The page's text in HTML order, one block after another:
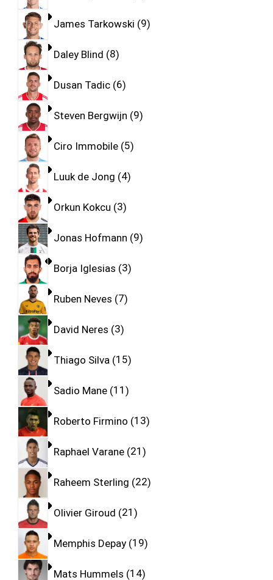
James Tarkowski 9
Daley Blind 8
Dusan Tadic 6
Steven Bergwijn 9
Ciro Immobile 5
Luuk de Jong 4
Orkun Kokcu 3
Jonas Hofmann 9
Borja Iglesias 3
Ruben Neves 7
David Neres 3
Thiago Silva 15
Sadio Mane 11
Roberto Firmino 13
Raphael Varane 21
Raheem Sterling 22
Olivier Giroud 21
Memphis Depay 19
Mats Hummels 14